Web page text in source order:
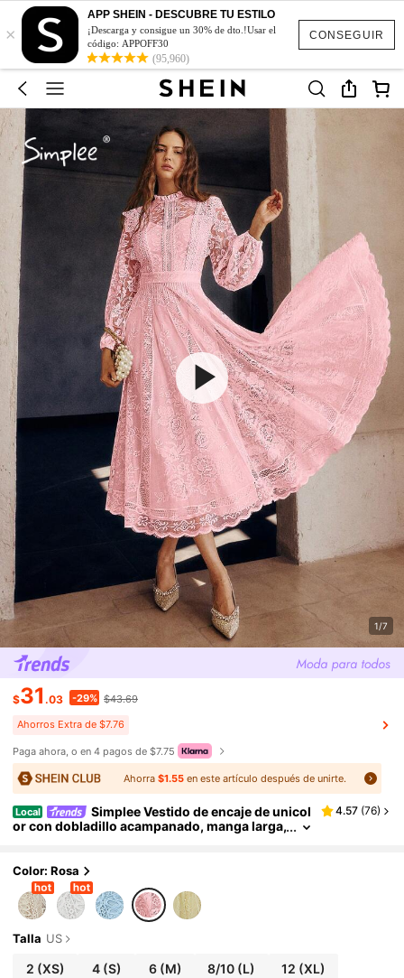
CONSEGUIR
×
APP SHEIN - DESCUBRE TU ESTILO
¡Descarga y consigue un 30% de dto.!Usar el
código: APPOFF30
(95,960)
1/7
$31 .03 -29% $43.69
Ahorros Extra de $7.76
Paga ahora, o en 4 pagos de $7.75
Ahorra$1.55 en este artículo después de unirte.
Local
Simplee Vestido de encaje de unicol
or con dobladillo acampanado, manga larga,
de boda, vestido de graduación, primavera/vera
no rosa para mujer
4.57 (76)
Color: Rosa
Talla US
2 (XS) 4(S) 6(M) 8/10 (L) 12 (XL)